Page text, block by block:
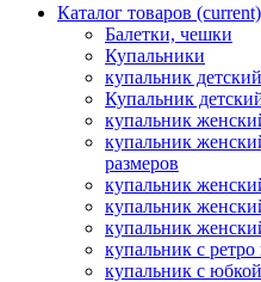
Каталог товаров (current)
Балетки, чешки
Купальники
купальник
Купальник
купальник
купальник
размеров
купальник
купальник
купальник
купальник с
купальник с